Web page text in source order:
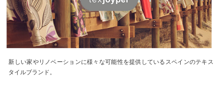
新しい家やリノベーションに様々な可能性を提供しているスペインのテキス
タイルブランド。